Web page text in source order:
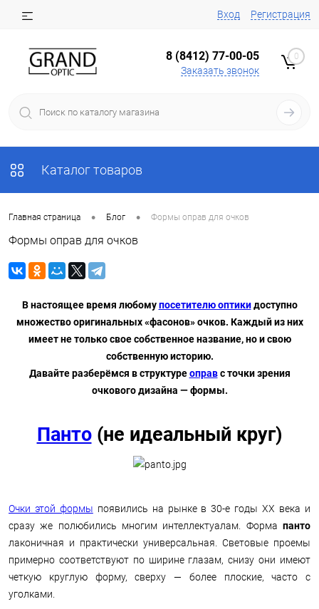
Вход Регистрация
8 (8412) 77-00-05
Заказать звонок
0
Каталог товаров
Главная страница • Блог • Формы оправ для очков
Формы оправ для очков
В настоящее время любомупосетителю оптикидоступно
множество оригинальных «фасонов» очков. Каждый из них
имеет не только свое собственное название, но и свою
собственную историю.
Давайте разберёмся в структуреоправс точки зрения
очкового дизайна — формы.
Панто(не идеальный круг)
Очки этой формы появились на рынке в 30-е годы XX века и
сразу же полюбились многим интеллектуалам. Форма панто
лаконичная и практически универсальная. Световые проемы
примерно соответствуют по ширине глазам, снизу они имеют
четкую круглую форму, сверху — более плоские, часто с
уголками.